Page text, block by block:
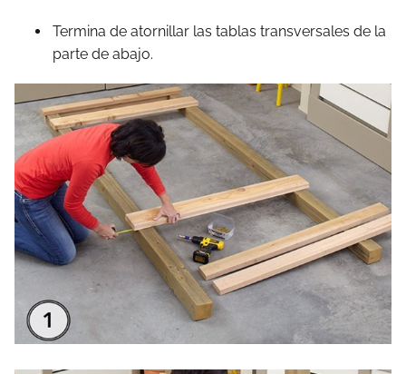
Termina de atornillar las tablas transversales de la
parte de abajo.